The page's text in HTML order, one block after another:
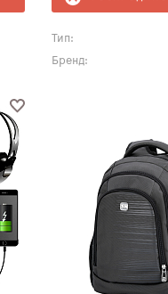
Тип:
Бренд: